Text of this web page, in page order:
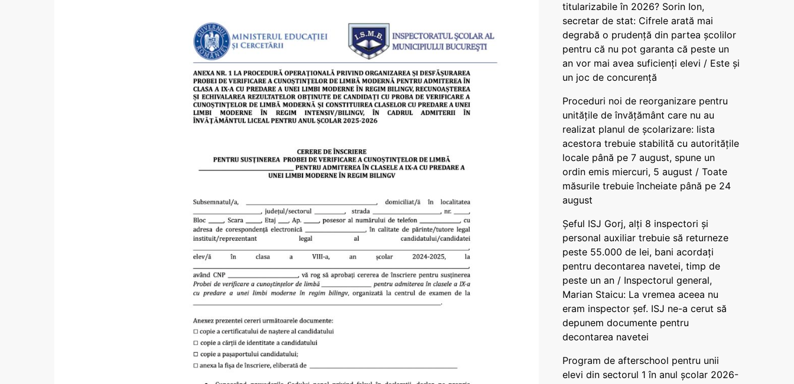
titularizabile în 2026? Sorin Ion,
secretar de stat: Cifrele arată mai
degrabă o prudență din partea școlilor
pentru că nu pot garanta că peste un
an vor mai avea suficienți elevi / Este și
un joc de concurență
Proceduri noi de reorganizare pentru
unitățile de învățământ care nu au
realizat planul de școlarizare: lista
acestora trebuie stabilită cu autoritățile
locale până pe 7 august, spune un
ordin emis miercuri, 5 august / Toate
măsurile trebuie încheiate până pe 24
august
Șeful ISJ Gorj, alți 8 inspectori și
personal auxiliar trebuie să returneze
peste 55.000 de lei, bani acordați
pentru decontarea navetei, timp de
peste un an / Inspectorul general,
Marian Staicu: La vremea aceea nu
eram inspector șef. ISJ ne-a cerut să
depunem documente pentru
decontarea navetei
Program de afterschool pentru unii
elevi din sectorul 1 în anul școlar 2026-